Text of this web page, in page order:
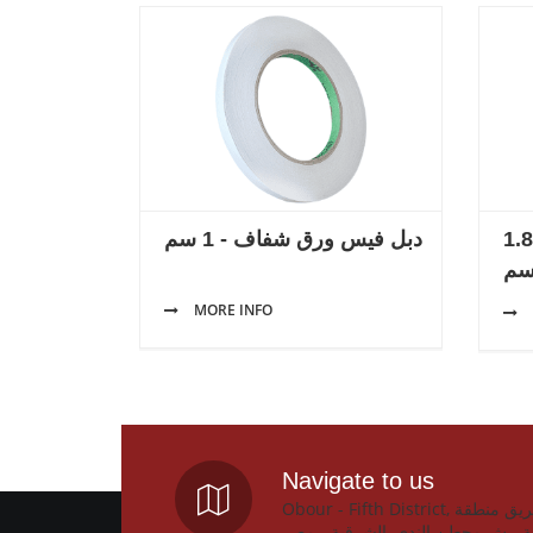
دبل فيس ورق شفاف - 1 سم
MORE INFO
دبل فيس ورق شفاف - 1.8
Navigate to us
Obour - Fifth District, المصنع : طريق منطقة